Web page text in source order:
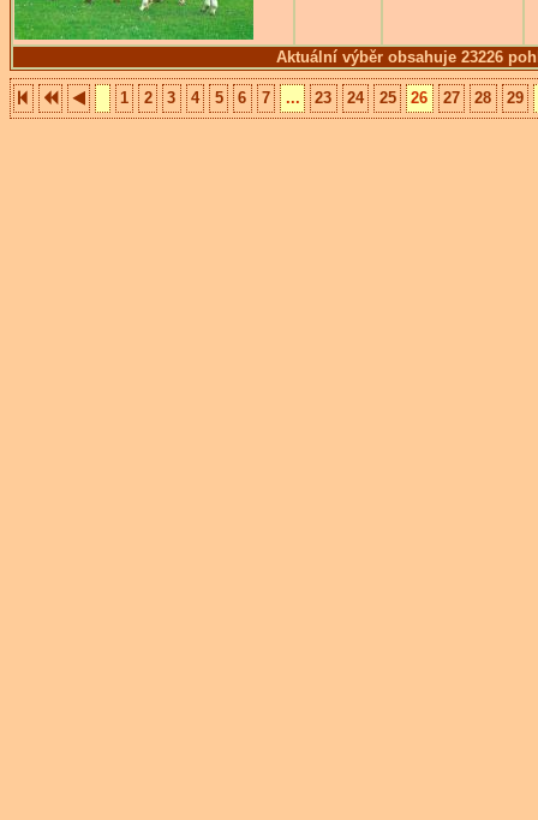
Aktuální výběr obsahuje 23226
1 2 3 4 5 6 7 ... 23 24 25 26 27 28 29